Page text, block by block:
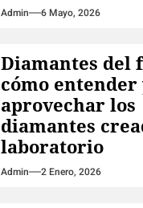
Admin 6 Mayo, 2026
Diamantes del
cómo entender
aprovechar los
diamantes
laboratorio
Admin 2 Enero, 2026